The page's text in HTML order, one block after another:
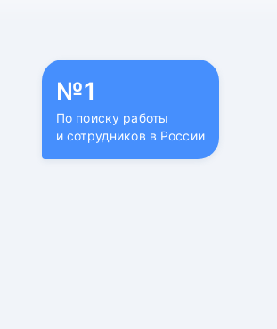
№1
По поиску работы
и сотрудников в России